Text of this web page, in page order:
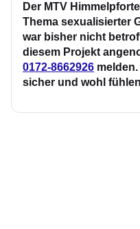
Der MTV
Thema sexualisierter
war bisher nicht
diesem Projekt
0172-8662926
sicher und wohl